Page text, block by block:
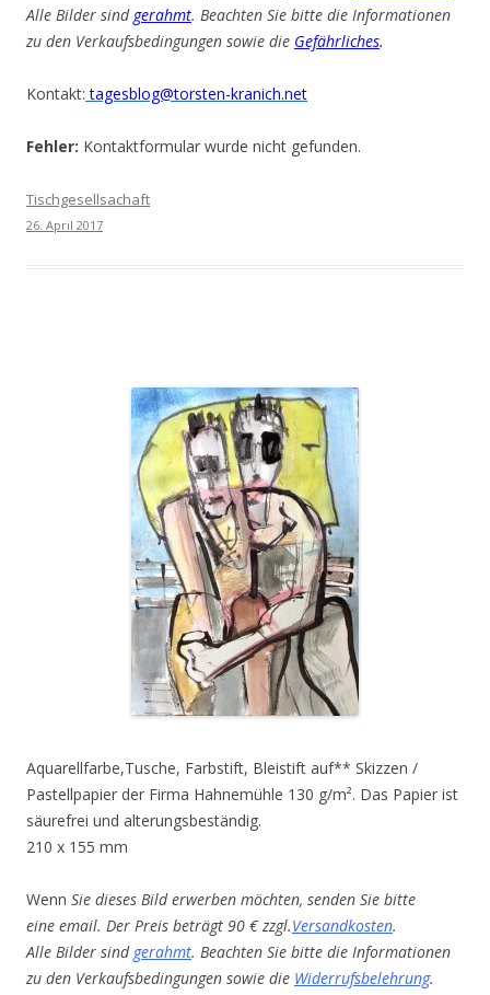
Alle Bilder sind gerahmt. Beachten Sie bitte die Informationen
zu den Verkaufsbedingungen sowie die Gefährliches.
Kontakt: tagesblog@torsten-kranich.net
Fehler: Kontaktformular wurde nicht gefunden.
Tischgesellsachaft
26. April 2017
Aquarellfarbe,Tusche, Farbstift, Bleistift auf** Skizzen /
Pastellpapier der Firma Hahnemühle 130 g/m². Das Papier ist
säurefrei und alterungsbeständig.
210 x 155 mm
Wenn Sie dieses Bild erwerben möchten, senden Sie bitte
eine email. Der Preis beträgt 90 € zzgl.Versandkosten.
Alle Bilder sind gerahmt. Beachten Sie bitte die Informationen
zu den Verkaufsbedingungen sowie die Widerrufsbelehrung.